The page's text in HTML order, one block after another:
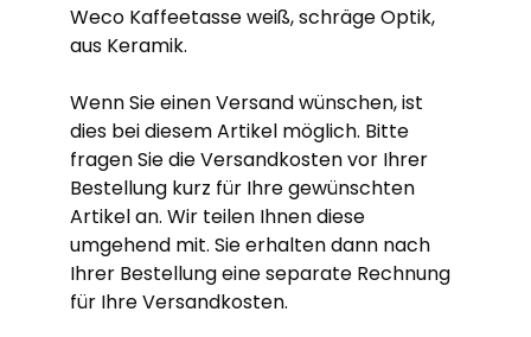
Weco Kaffeetasse weiß, schräge Optik,
aus Keramik.
Wenn Sie einen Versand wünschen, ist
dies bei diesem Artikel möglich. Bitte
fragen Sie die Versandkosten vor Ihrer
Bestellung kurz für Ihre gewünschten
Artikel an. Wir teilen Ihnen diese
umgehend mit. Sie erhalten dann nach
Ihrer Bestellung eine separate Rechnung
für Ihre Versandkosten.